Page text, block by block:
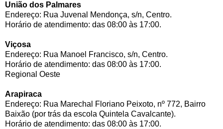
União dos Palmares
Endereço: Rua Juvenal Mendonça, s/n, Centro.
Horário de atendimento: das 08:00 às 17:00.
Viçosa
Endereço: Rua Manoel Francisco, s/n, Centro.
Horário de atendimento: das 08:00 às 17:00.
Regional Oeste
Arapiraca
Endereço: Rua Marechal Floriano Peixoto, nº 772, Bairro
Baixão (por trás da escola Quintela Cavalcante).
Horário de atendimento: das 08:00 às 17:00.